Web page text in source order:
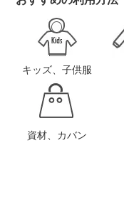
キッズ、子供服
資材、カバン